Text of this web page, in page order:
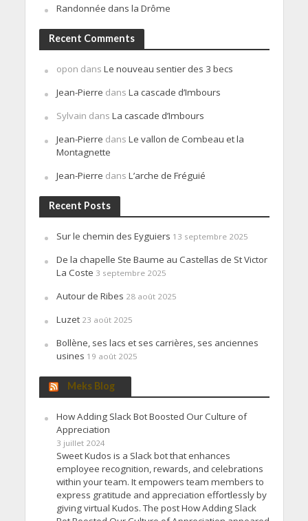
Randonnée dans la Drôme
Recent Comments
opon dans Le nouveau sentier des 3 becs
Jean-Pierre dans La cascade d’Imbours
Sylvain dans La cascade d’Imbours
Jean-Pierre dans Le vallon de Combeau et la
Montagnette
Jean-Pierre dans L’arche de Fréguié
Recent Posts
Sur le chemin des Eyguiers 13 septembre 2025
De la chapelle Ste Baume au Castellas de St Victor
La Coste 3 septembre 2025
Autour de Ribes 28 août 2025
Luzet 23 août 2025
Bollène, ses lacs et ses carrières, ses anciennes
usines 19 août 2025
Meks Blog
How Adding Slack Bot Boosted Our Culture of
Appreciation
3 juillet 2024
Sweet Kudos is a Slack bot that enhances
employee recognition, rewards, and celebrations
within your team. It empowers team members to
express gratitude and appreciation effortlessly by
giving virtual Kudos. The post How Adding Slack